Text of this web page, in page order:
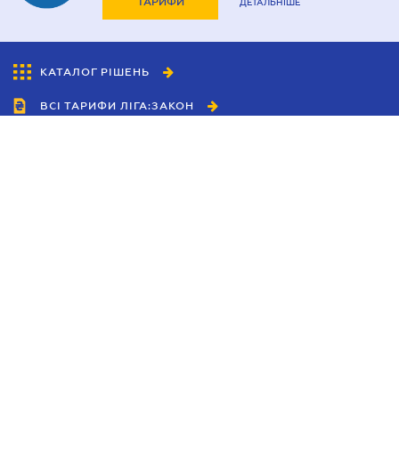
КАТАЛОГ РІШЕНЬ
ВСІ ТАРИФИ ЛІГА:ЗАКОН